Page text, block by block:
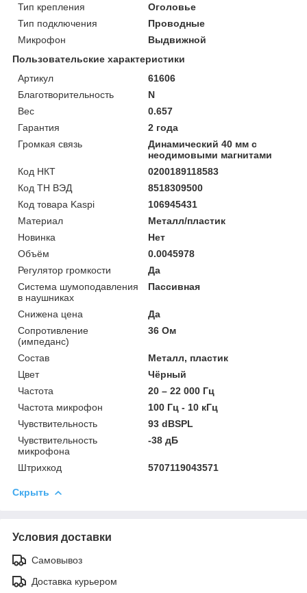
Тип крепления
Оголовье
Тип подключения
Проводные
Микрофон
Выдвижной
Пользовательские характеристики
Артикул
61606
Благотворительность
N
Вес
0.657
Гарантия
2 года
Громкая связь
Динамический 40 мм с
неодимовыми магнитами
Код НКТ
0200189118583
Код ТН ВЭД
8518309500
Код товара Kaspi
106945431
Материал
Металл/пластик
Новинка
Нет
Объём
0.0045978
Регулятор громкости
Да
Система шумоподавления
в наушниках
Пассивная
Снижена цена
Да
Сопротивление
(импеданс)
36 Ом
Состав
Металл, пластик
Цвет
Чёрный
Частота
20 – 22 000 Гц
Частота микрофон
100 Гц - 10 кГц
Чувствительность
93 dBSPL
Чувствительность
микрофона
-38 дБ
Штрихкод 5707119043571
Скрыть
Условия доставки
Самовывоз
Доставка курьером